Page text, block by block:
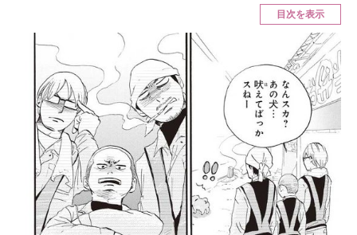
ITの今と未来を見通す
スマホと通信の最新トレンド
進化するPCとデバイスの未来
好きが集まる 比べて選べる
ビジネスと働き方のヒント
AI活用のいまが分かる
目次を表示